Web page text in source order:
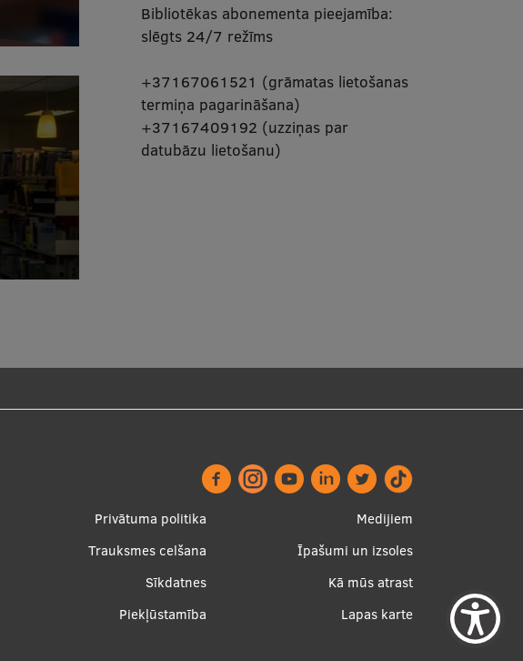
Bibliotēkas abonementa pieejamība:
slēgts 24/7 režīms
+37167061521 (grāmatas lietošanas
termiņa pagarināšana)
+37167409192 (uzziņas par
datubāzu lietošanu)
Footer
menu
Privātuma politika
Trauksmes celšana
Sīkdatnes
Piekļūstamība
Apakšējā
izvēlne2
Medijiem
Īpašumi un izsoles
Kā mūs atrast
Lapas karte